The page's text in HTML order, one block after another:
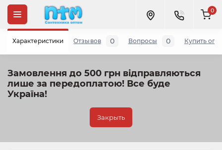
Замовлення до 500 грн відправляються
лише за передоплатою! Все буде
Україна!
Закрыть
0
Характеристики Отзывов 0 Вопросы 0 Купить